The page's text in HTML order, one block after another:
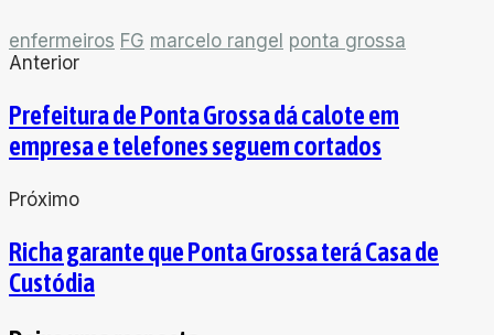
enfermeiros FG marcelo rangel ponta grossa
Anterior
Prefeitura de Ponta Grossa dá calote em
empresa e telefones seguem cortados
Próximo
Richa garante que Ponta Grossa terá Casa de
Custódia